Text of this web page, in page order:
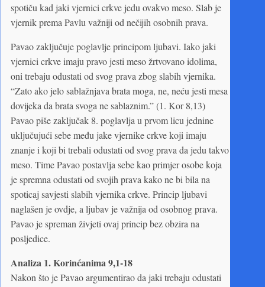
spotiču kad jaki vjernici crkve jedu ovakvo meso. Slab je
vjernik prema Pavlu važniji od nečijih osobnih prava.
Pavao zaključuje poglavlje principom ljubavi. Iako jaki
vjernici crkve imaju pravo jesti meso žrtvovano idolima,
oni trebaju odustati od svog prava zbog slabih vjernika.
“Zato ako jelo sablažnjava brata moga, ne, neću jesti mesa
dovijeka da brata svoga ne sablaznim.” (1. Kor 8,13)
Pavao piše zaključak 8. poglavlja u prvom licu jednine
uključujući sebe među jake vjernike crkve koji imaju
znanje i koji bi trebali odustati od svog prava da jedu takvo
meso. Time Pavao postavlja sebe kao primjer osobe koja
je spremna odustati od svojih prava kako ne bi bila na
spoticaj savjesti slabih vjernika crkve. Princip ljubavi
naglašen je ovdje, a ljubav je važnija od osobnog prava.
Pavao je spreman živjeti ovaj princip bez obzira na
posljedice.
Analiza 1. Korinćanima 9,1-18
Nakon što je Pavao argumentirao da jaki trebaju odustati